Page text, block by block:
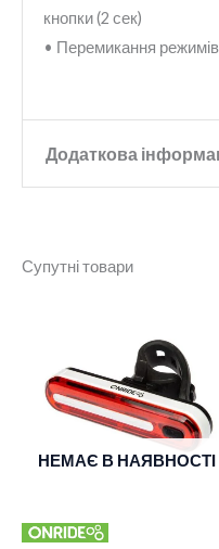
кнопки (2 сек)
• Перемикання
Додаткова
Колір
Супутні товари
НЕМАЄ В НАЯВНОСТІ